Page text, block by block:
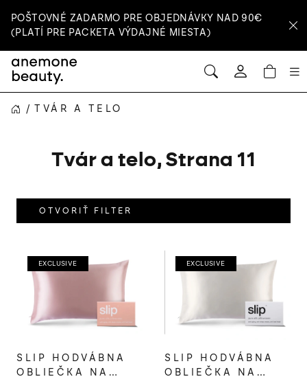
na
obsah
POŠTOVNÉ ZADARMO PRE OBJEDNÁVKY NAD 90€
(PLATÍ PRE PACKETA VÝDAJNÉ MIESTA)
HĽADAŤ
Prihlásenie
DOMOV
/ TVÁR A TELO
Tvár a telo, Strana 11
OTVORIŤ FILTER
r
EXCLUSIVE
SLIP HODVÁBNA
OBLIEČKA NA
EXCLUSIVE
SLIP HODVÁBNA
OBLIEČKA NA